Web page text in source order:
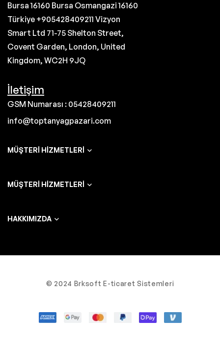
Bursa 16160 Bursa Osmangazi 16160
Türkiye +905428409211 Vizyon
Smart Ltd 71-75 Shelton Street,
Covent Garden, London, United
Kingdom, WC2H 9JQ
İletişim
GSM Numarası : 05428409211
info@toptanyagpazari.com
MÜŞTERI HIZMETLERI
MÜŞTERI HIZMETLERI
HAKKIMIZDA
© 2024 Brksoft E-ticaret Sistemleri